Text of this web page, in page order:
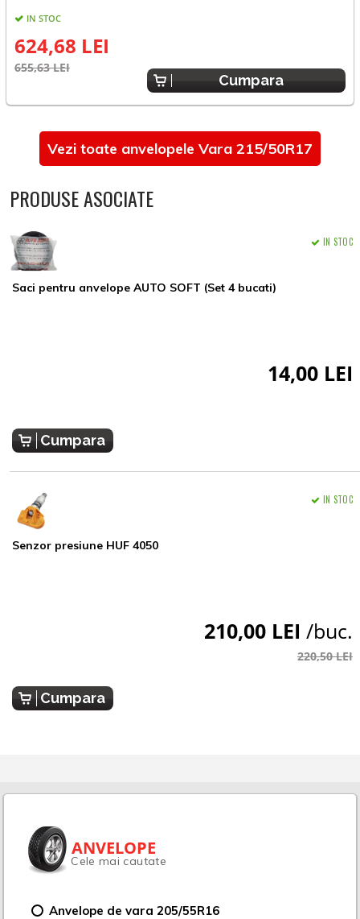
IN STOC
624,68 LEI
655,63 LEI
Cumpara
Vezi toate anvelopele Vara 215/50R17
PRODUSE ASOCIATE
Saci pentru anvelope AUTO SOFT (Set 4 bucati)
IN STOC
14,00 LEI
Cumpara
Senzor presiune HUF 4050
IN STOC
210,00 LEI /buc.
220,50 LEI
Cumpara
ANVELOPE
Cele mai cautate
Anvelope de vara 205/55R16